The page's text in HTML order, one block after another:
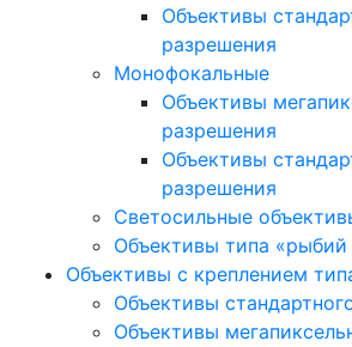
Объективы
разрешения
Монофокальные
Объективы
разрешения
Объективы
разрешения
Светосильные
Объективы типа «рыбий
Объективы с креплением
Объективы
Объективы